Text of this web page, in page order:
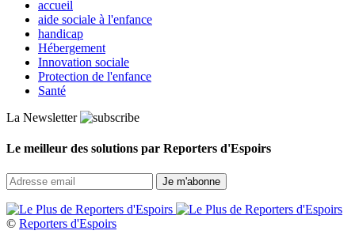
accueil
aide sociale à l'enfance
handicap
Hébergement
Innovation sociale
Protection de l'enfance
Santé
La Newsletter
Le meilleur des solutions par Reporters d'Espoirs
© Reporters d'Espoirs